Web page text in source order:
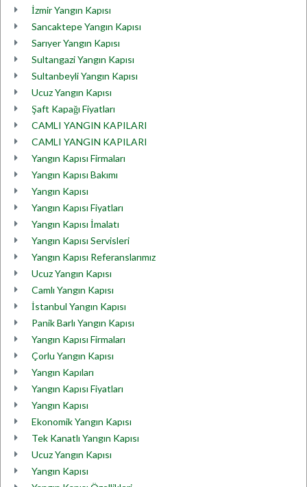
İzmir Yangın Kapısı
Sancaktepe Yangın Kapısı
Sarıyer Yangın Kapısı
Sultangazi Yangın Kapısı
Sultanbeyli Yangın Kapısı
Ucuz Yangın Kapısı
Şaft Kapağı Fiyatları
CAMLI YANGIN KAPILARI
CAMLI YANGIN KAPILARI
Yangın Kapısı Firmaları
Yangın Kapısı Bakımı
Yangın Kapısı
Yangın Kapısı Fiyatları
Yangın Kapısı İmalatı
Yangın Kapısı Servisleri
Yangın Kapısı Referanslarımız
Ucuz Yangın Kapısı
Camlı Yangın Kapısı
İstanbul Yangın Kapısı
Panik Barlı Yangın Kapısı
Yangın Kapısı Firmaları
Çorlu Yangın Kapısı
Yangın Kapıları
Yangın Kapısı Fiyatları
Yangın Kapısı
Ekonomik Yangın Kapısı
Tek Kanatlı Yangın Kapısı
Ucuz Yangın Kapısı
Yangın Kapısı